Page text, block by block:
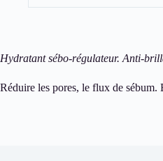
Hydratant sébo-régulateur. Anti-
Réduire les pores, le flux de sébum.